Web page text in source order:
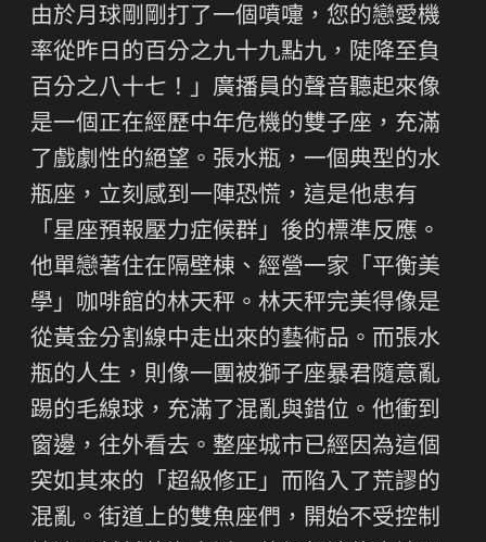
由於月球剛剛打了一個噴嚏，您的戀愛機
率從昨日的百分之九十九點九，陡降至負
百分之八十七！」廣播員的聲音聽起來像
是一個正在經歷中年危機的雙子座，充滿
了戲劇性的絕望。張水瓶，一個典型的水
瓶座，立刻感到一陣恐慌，這是他患有
「星座預報壓力症候群」後的標準反應。
他單戀著住在隔壁棟、經營一家「平衡美
學」咖啡館的林天秤。林天秤完美得像是
從黃金分割線中走出來的藝術品。而張水
瓶的人生，則像一團被獅子座暴君隨意亂
踢的毛線球，充滿了混亂與錯位。他衝到
窗邊，往外看去。整座城市已經因為這個
突如其來的「超級修正」而陷入了荒謬的
混亂。街道上的雙魚座們，開始不受控制